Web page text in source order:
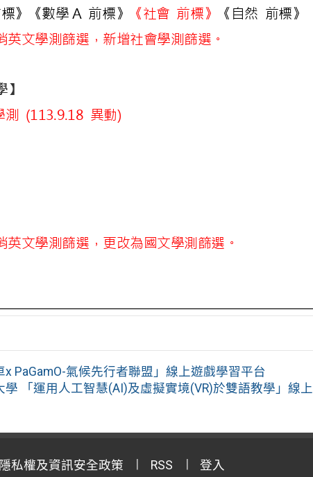
x PaGamO-氣候先行者聯盟」線上遊戲學習平台
學 「運用人工智慧(AI)及虛擬實境(VR)於雙語教學」線
隱私權及資訊安全政策 RSS 登入